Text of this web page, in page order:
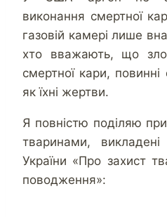
виконання смертної
газовій камері лише
хто вважають, що
смертної кари,
як їхні жертви.
Я повністю поділяю
тваринами,
України «Про захист
поводження»: